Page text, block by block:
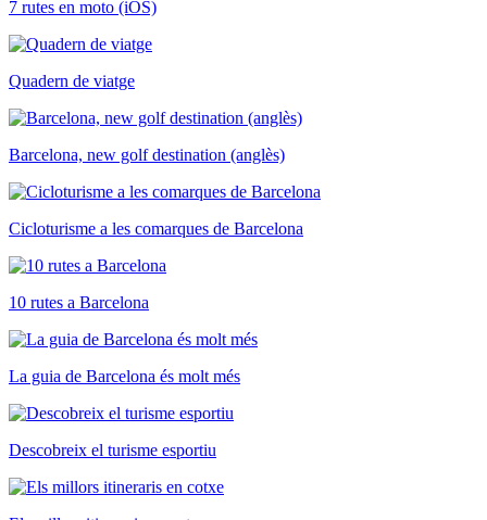
7 rutes en moto (iOS)
Quadern de viatge
Barcelona, new golf destination (anglès)
Cicloturisme a les comarques de Barcelona
10 rutes a Barcelona
La guia de Barcelona és molt més
Descobreix el turisme esportiu